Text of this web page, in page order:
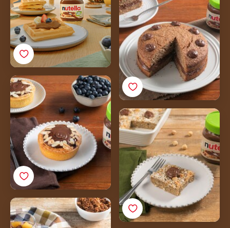
senza lattosio con
Nutella® Plant-Based
Crostata frangipane
senza lattosio con
Nutella® Plant-Based
Banana bread baked
oats senza lattosio con
Nutella® Plant-Based
Yogurt senza lattosio
con pere e Nutella®